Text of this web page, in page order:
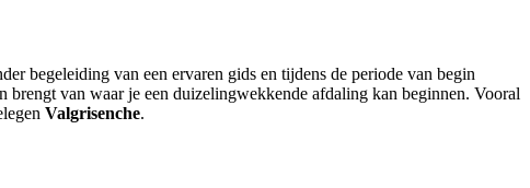
begeleiding van een ervaren gids en tijdens de periode van begin
van waar je een duizelingwekkende afdaling kan beginnen. Vooral
Valgrisenche.